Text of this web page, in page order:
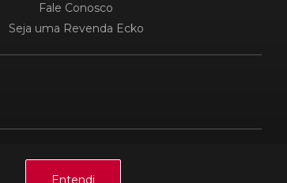
Entendi
Fale Conosco
Seja uma Revenda Ecko